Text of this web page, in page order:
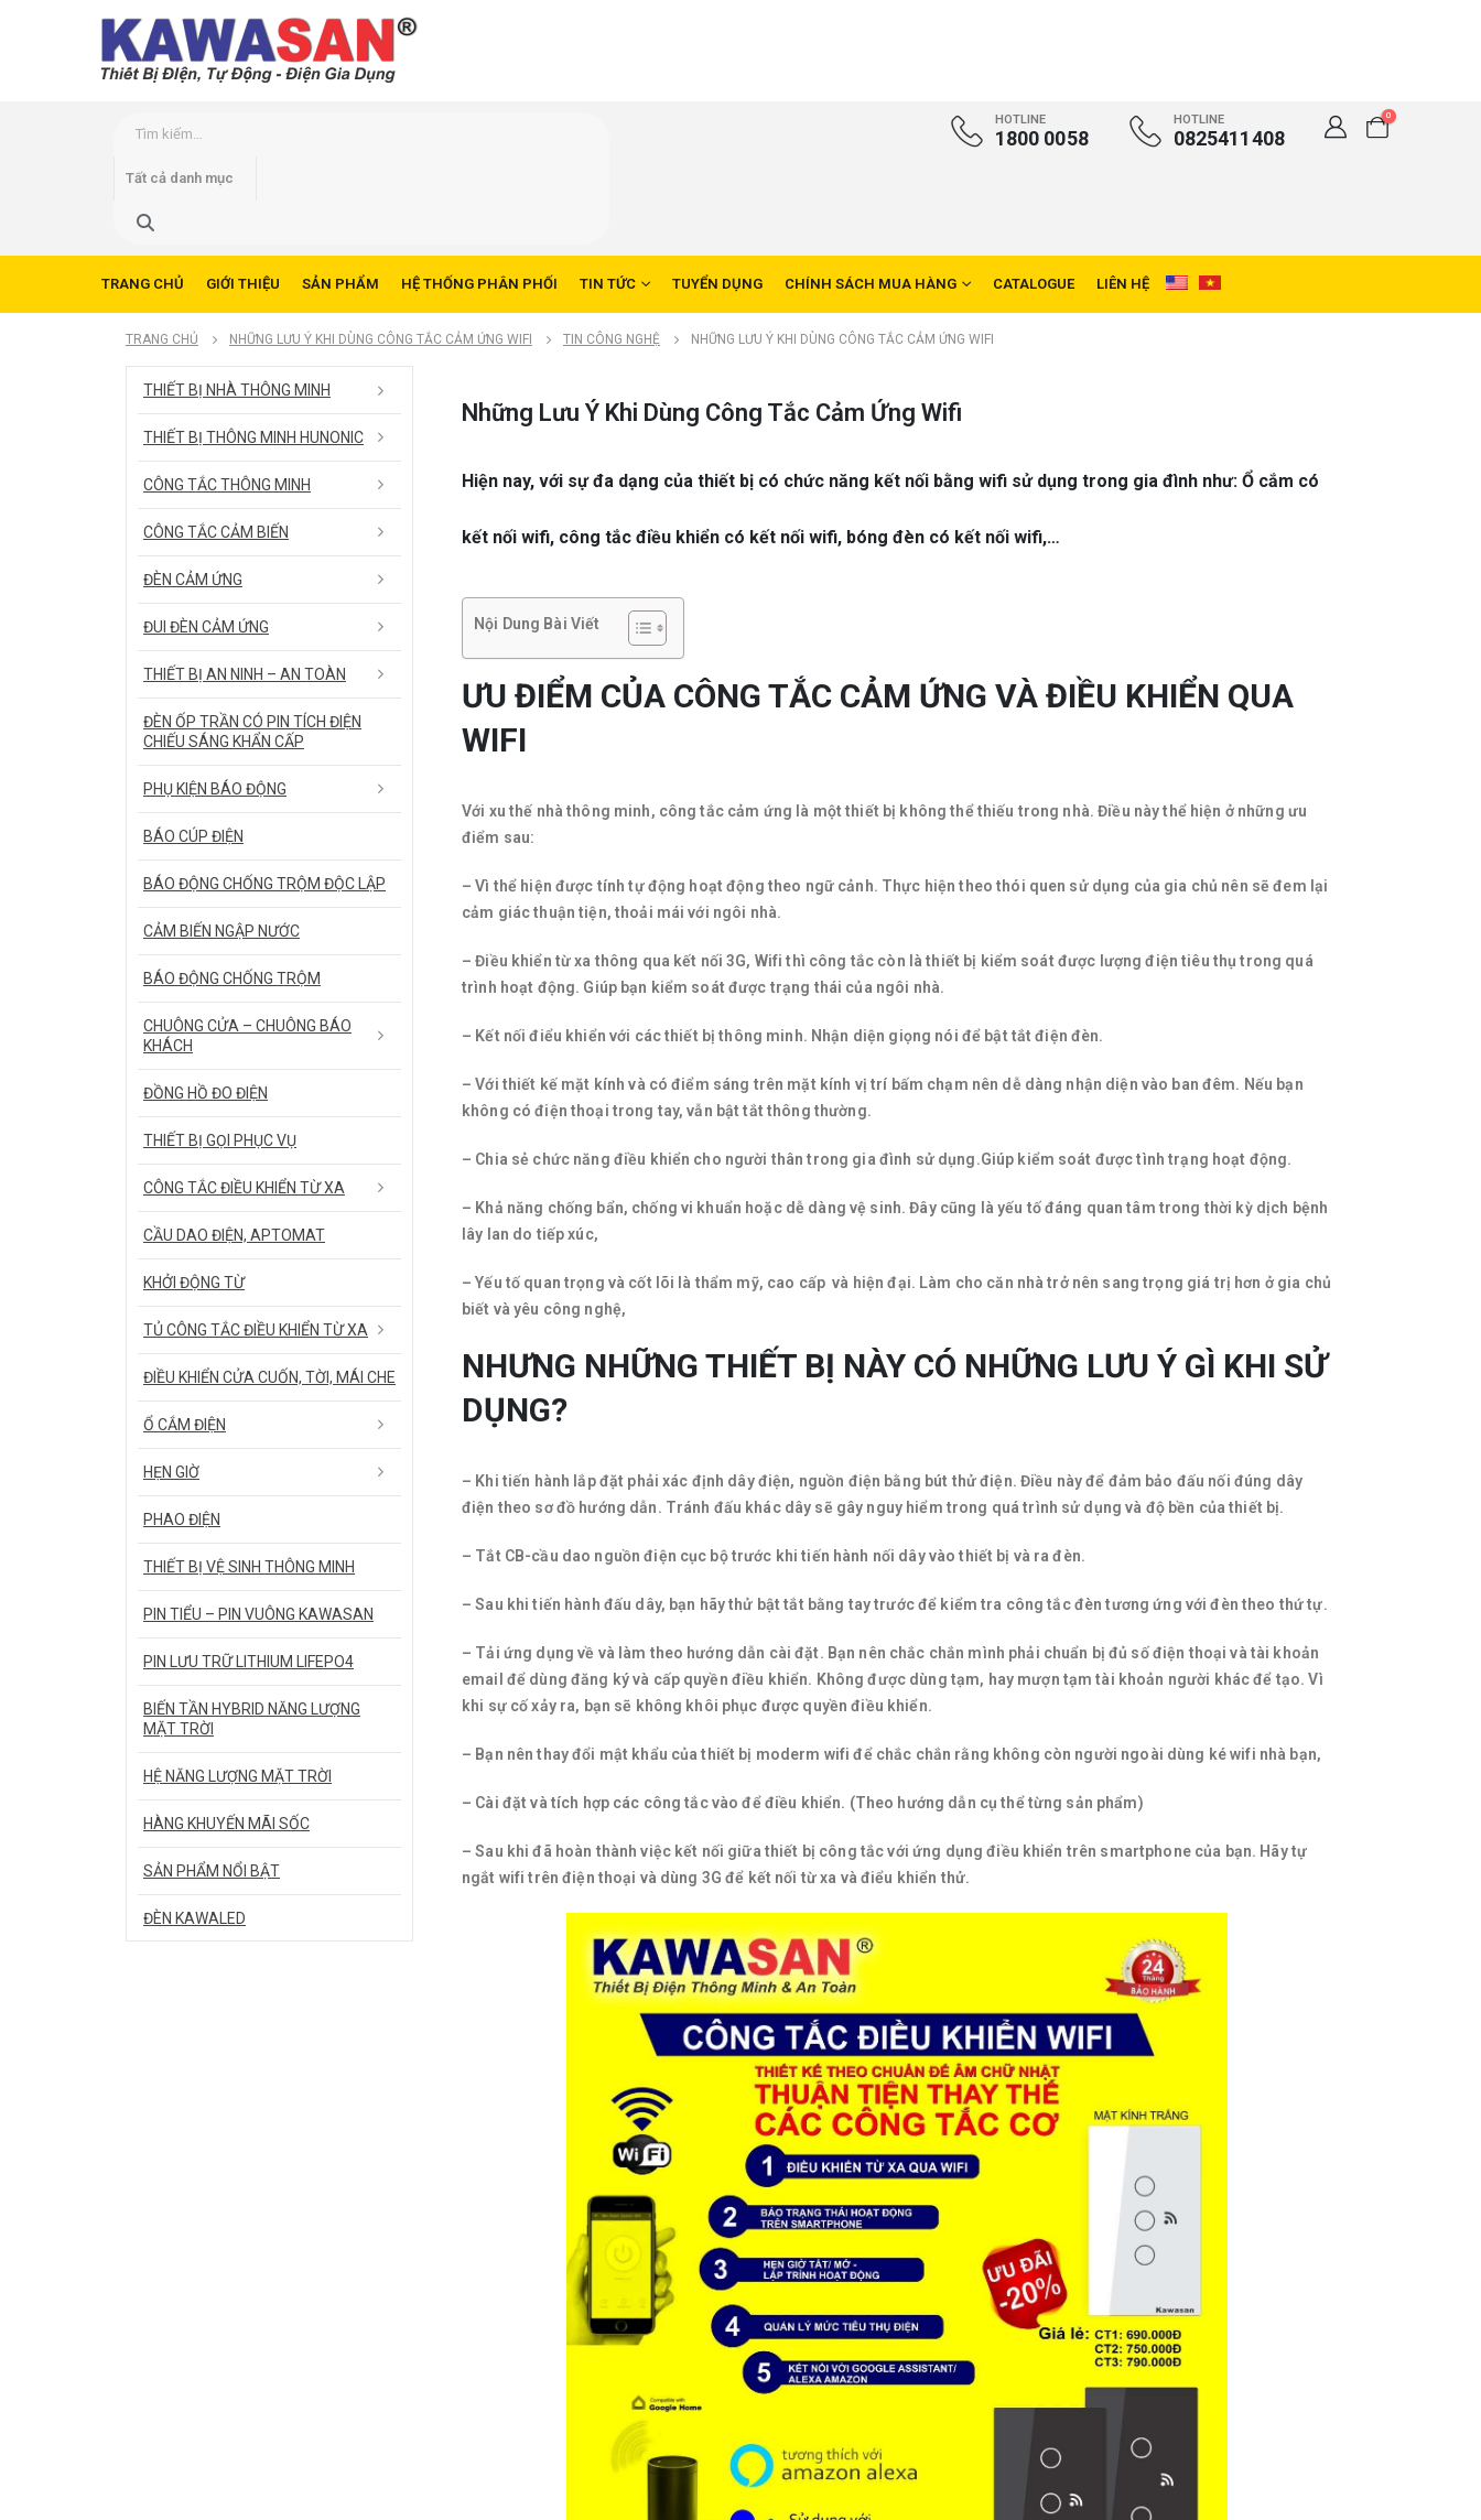
HOTLINE
1800 0058
HOTLINE
0825411408
0
TRANG CHỦ GIỚI THIỆU SẢN PHẨM HỆ THỐNG PHÂN PHỐI TIN TỨC TUYỂN DỤNG CHÍNH SÁCH MUA HÀNG CATALOGUE LIÊN HỆ
TRANG CHỦ NHỮNG LƯU Ý KHI DÙNG CÔNG TẮC CẢM ỨNG WIFI TIN CÔNG NGHỆ NHỮNG LƯU Ý KHI DÙNG CÔNG TẮC CẢM ỨNG WIFI
Những Lưu Ý Khi Dùng Công Tắc Cảm Ứng Wifi
Hiện nay, với sự đa dạng của thiết bị có chức năng kết nối bằng wifi sử dụng trong gia đình như: Ổ cắm có
kết nối wifi, công tắc điều khiển có kết nối wifi, bóng đèn có kết nối wifi,…
Nội Dung Bài Viết
ƯU ĐIỂM CỦA CÔNG TẮC CẢM ỨNG VÀ ĐIỀU KHIỂN QUA
WIFI
Với xu thế nhà thông minh, công tắc cảm ứng là một thiết bị không thể thiếu trong nhà. Điều này thể hiện ở những ưu
điểm sau:
– Vì thể hiện được tính tự động hoạt động theo ngữ cảnh. Thực hiện theo thói quen sử dụng của gia chủ nên sẽ đem lại
cảm giác thuận tiện, thoải mái với ngôi nhà.
– Điều khiển từ xa thông qua kết nối 3G, Wifi thì công tắc còn là thiết bị kiểm soát được lượng điện tiêu thụ trong quá
trình hoạt động. Giúp bạn kiểm soát được trạng thái của ngôi nhà.
– Kết nối điểu khiển với các thiết bị thông minh. Nhận diện giọng nói để bật tắt điện đèn.
– Với thiết kế mặt kính và có điểm sáng trên mặt kính vị trí bấm chạm nên dễ dàng nhận diện vào ban đêm. Nếu bạn
không có điện thoại trong tay, vẫn bật tắt thông thường.
– Chia sẻ chức năng điều khiển cho người thân trong gia đình sử dụng.Giúp kiểm soát được tình trạng hoạt động.
– Khả năng chống bẩn, chống vi khuẩn hoặc dễ dàng vệ sinh. Đây cũng là yếu tố đáng quan tâm trong thời kỳ dịch bệnh
lây lan do tiếp xúc,
– Yếu tố quan trọng và cốt lõi là thẩm mỹ, cao cấp và hiện đại. Làm cho căn nhà trở nên sang trọng giá trị hơn ở gia chủ
biết và yêu công nghệ,
NHƯNG NHỮNG THIẾT BỊ NÀY CÓ NHỮNG LƯU Ý GÌ KHI SỬ
DỤNG?
– Khi tiến hành lắp đặt phải xác định dây điện, nguồn điện bằng bút thử điện. Điều này để đảm bảo đấu nối đúng dây
điện theo sơ đồ hướng dẫn. Tránh đấu khác dây sẽ gây nguy hiểm trong quá trình sử dụng và độ bền của thiết bị.
– Tắt CB-cầu dao nguồn điện cục bộ trước khi tiến hành nối dây vào thiết bị và ra đèn.
– Sau khi tiến hành đấu dây, bạn hãy thử bật tắt bằng tay trước để kiểm tra công tắc đèn tương ứng với đèn theo thứ tự.
– Tải ứng dụng về và làm theo hướng dẫn cài đặt. Bạn nên chắc chắn mình phải chuẩn bị đủ số điện thoại và tài khoản
email để dùng đăng ký và cấp quyền điều khiển. Không được dùng tạm, hay mượn tạm tài khoản người khác để tạo. Vì
khi sự cố xảy ra, bạn sẽ không khôi phục được quyền điều khiển.
– Bạn nên thay đổi mật khẩu của thiết bị moderm wifi để chắc chắn rằng không còn người ngoài dùng ké wifi nhà bạn,
– Cài đặt và tích hợp các công tắc vào để điều khiển. (Theo hướng dẫn cụ thể từng sản phẩm)
– Sau khi đã hoàn thành việc kết nối giữa thiết bị công tắc với ứng dụng điều khiển trên smartphone của bạn. Hãy tự
ngắt wifi trên điện thoại và dùng 3G để kết nối từ xa và điểu khiển thử.
THIẾT BỊ NHÀ THÔNG MINH
THIẾT BỊ THÔNG MINH HUNONIC
CÔNG TẮC THÔNG MINH
CÔNG TẮC CẢM BIẾN
ĐÈN CẢM ỨNG
ĐUI ĐÈN CẢM ỨNG
THIẾT BỊ AN NINH – AN TOÀN
ĐÈN ỐP TRẦN CÓ PIN TÍCH ĐIỆN
CHIẾU SÁNG KHẨN CẤP
PHỤ KIỆN BÁO ĐỘNG
BÁO CÚP ĐIỆN
BÁO ĐỘNG CHỐNG TRỘM ĐỘC LẬP
CẢM BIẾN NGẬP NƯỚC
BÁO ĐỘNG CHỐNG TRỘM
CHUÔNG CỬA – CHUÔNG BÁO
KHÁCH
ĐỒNG HỒ ĐO ĐIỆN
THIẾT BỊ GỌI PHỤC VỤ
CÔNG TẮC ĐIỀU KHIỂN TỪ XA
CẦU DAO ĐIỆN, APTOMAT
KHỞI ĐỘNG TỪ
TỦ CÔNG TẮC ĐIỀU KHIỂN TỪ XA
ĐIỀU KHIỂN CỬA CUỐN, TỜI, MÁI CHE
Ổ CẮM ĐIỆN
HẸN GIỜ
PHAO ĐIỆN
THIẾT BỊ VỆ SINH THÔNG MINH
PIN TIỂU – PIN VUÔNG KAWASAN
PIN LƯU TRỮ LITHIUM LIFEPO4
BIẾN TẦN HYBRID NĂNG LƯỢNG
MẶT TRỜI
HỆ NĂNG LƯỢNG MẶT TRỜI
HÀNG KHUYẾN MÃI SỐC
SẢN PHẨM NỔI BẬT
ĐÈN KAWALED